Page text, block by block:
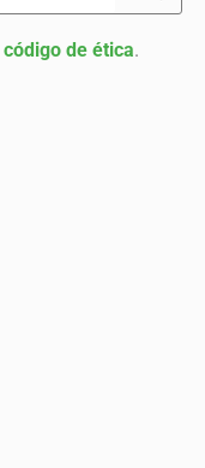
código de ética.